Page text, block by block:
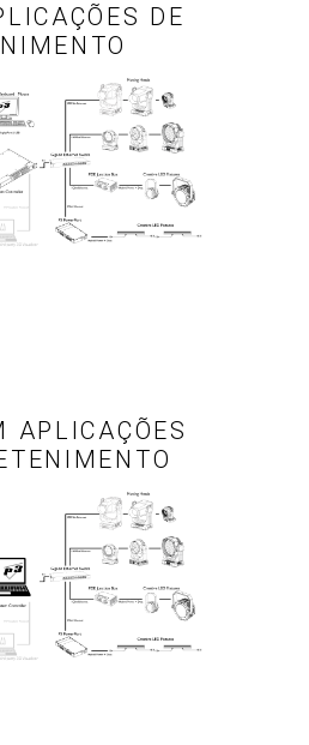
DE
APLICAÇÕES